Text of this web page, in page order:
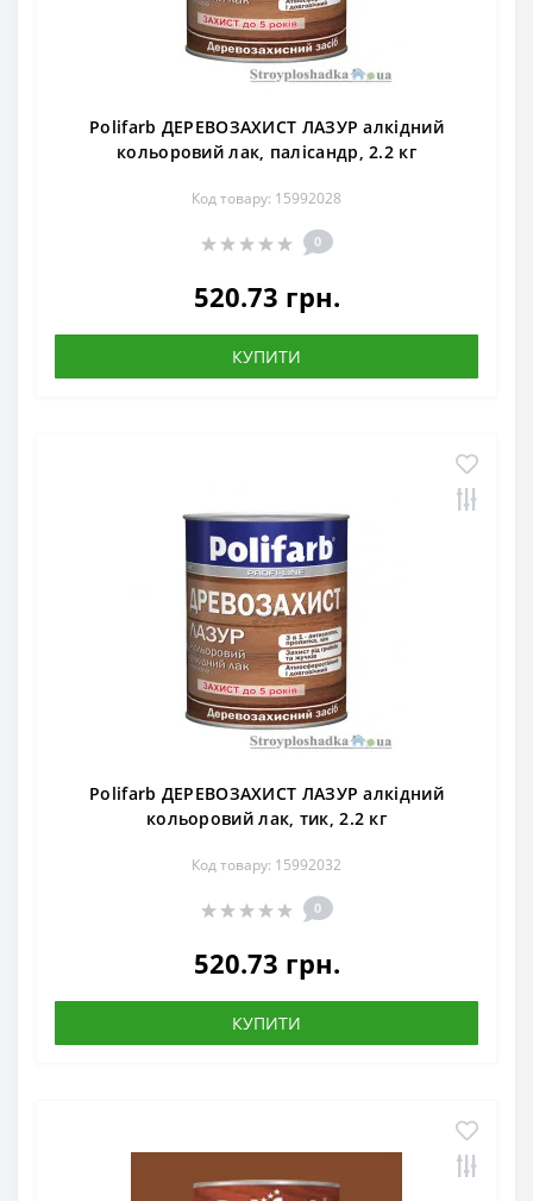
Polifarb ДЕРЕВОЗАХИСТ ЛАЗУР алкідний
кольоровий лак, палісандр, 2.2 кг
Код товару: 15992028
0
520.73 грн.
КУПИТИ
Polifarb ДЕРЕВОЗАХИСТ ЛАЗУР алкідний
кольоровий лак, тик, 2.2 кг
Код товару: 15992032
0
520.73 грн.
КУПИТИ